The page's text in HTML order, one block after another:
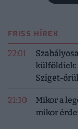
FRISS HÍREK
22:01
külföldiek:
Sziget-
21:30
Mikor a
mikor